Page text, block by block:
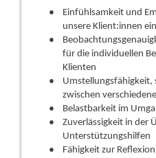
Einfühlsamkeit und
unsere Klient:innen
für die individuellen
Klienten
Umstellungsfähigkeit,
zwischen
Belastbarkeit im
Zuverlässigkeit in der
Unterstützungshilfen
Fähigkeit zur Reflexion